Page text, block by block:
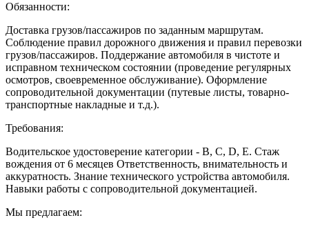
Обязанности:
Доставка грузов/пассажиров по заданным маршрутам.
Соблюдение правил дорожного движения и правил перевозки
грузов/пассажиров. Поддержание автомобиля в чистоте и
исправном техническом состоянии (проведение регулярных
осмотров, своевременное обслуживание). Оформление
сопроводительной документации (путевые листы, товарно-
транспортные накладные и т.д.).
Требования:
Водительское удостоверение категории - B, C, D, E. Стаж
вождения от 6 месяцев Ответственность, внимательность и
аккуратность. Знание технического устройства автомобиля.
Навыки работы с сопроводительной документацией.
Мы предлагаем: